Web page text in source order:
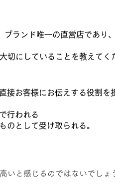
ブランド唯一の直営店であり
切にしていることを教えてく
接お客様にお伝えする役割を
行われる
のとして受け取られる。
いと感じるのではないでしょ